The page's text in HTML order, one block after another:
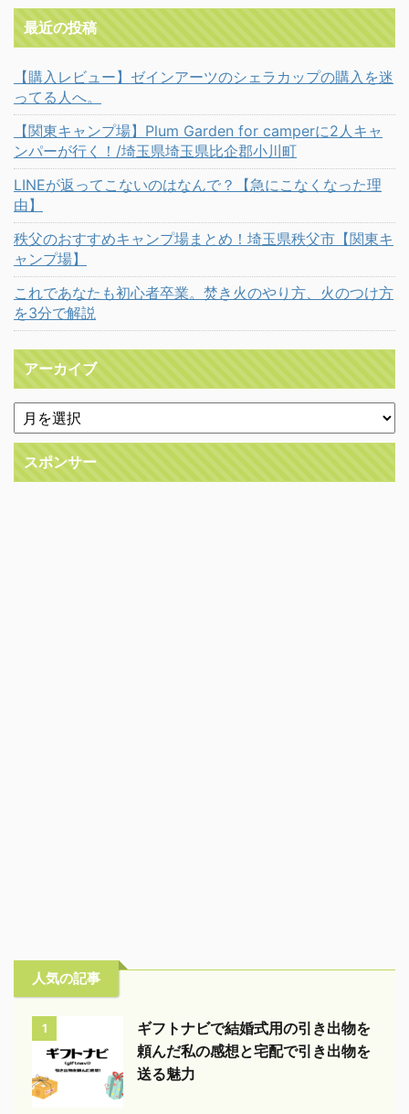
最近の投稿
【購入レビュー】ゼインアーツのシェラカップの購入を迷
ってる人へ。
【関東キャンプ場】Plum Garden for camperに2人キャ
ンパーが行く！/埼玉県埼玉県比企郡小川町
LINEが返ってこないのはなんで？【急にこなくなった理
由】
秩父のおすすめキャンプ場まとめ！埼玉県秩父市【関東キ
ャンプ場】
これであなたも初心者卒業。焚き火のやり方、火のつけ方
を3分で解説
アーカイブ
スポンサー
人気の記事
1
ギフトナビで結婚式用の引き出物を
頼んだ私の感想と宅配で引き出物を
送る魅力